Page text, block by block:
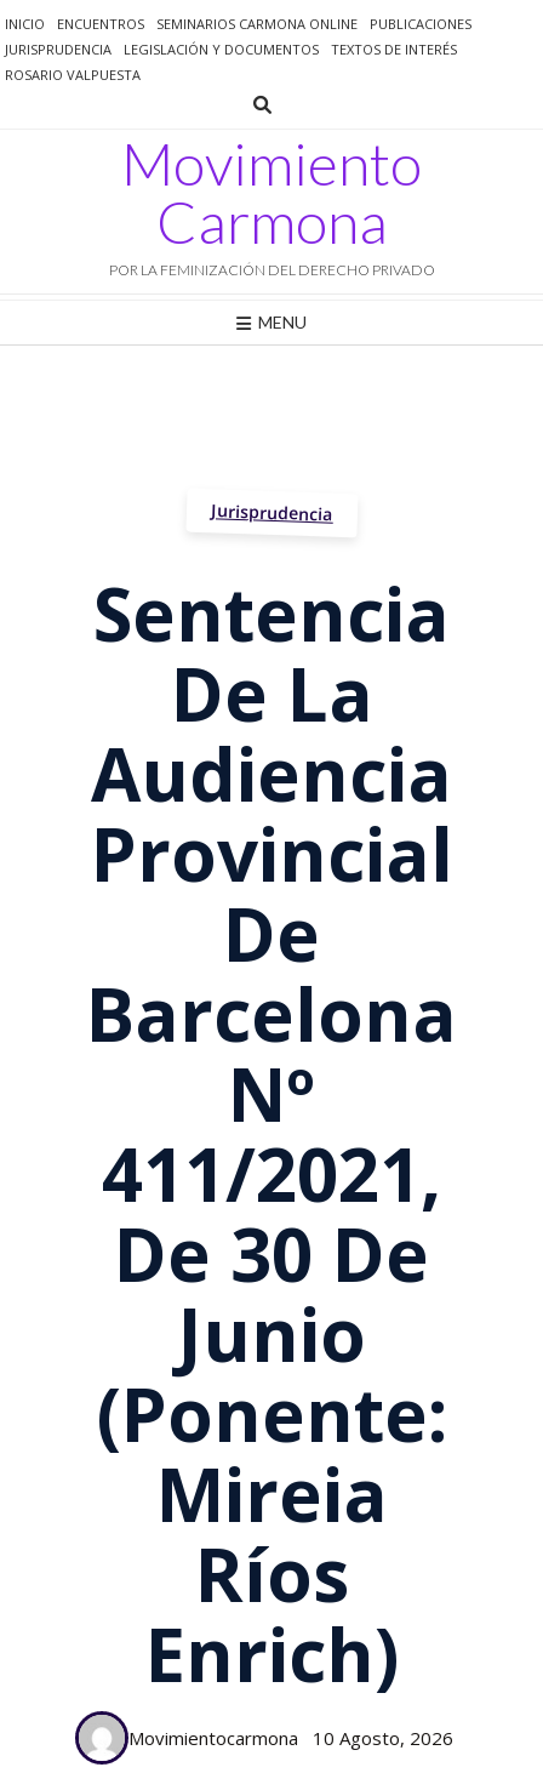
al
contenido
INICIO ENCUENTROS SEMINARIOS CARMONA ONLINE
PUBLICACIONES
JURISPRUDENCIA
LEGISLACIÓN Y DOCUMENTOS
TEXTOS DE INTERÉS
ROSARIO VALPUESTA
Movimiento
Carmona
POR LA FEMINIZACIÓN DEL DERECHO PRIVADO
MENU
Jurisprudencia
Sentencia
De La
Audiencia
Provincial
De
Barcelona
Nº
411/2021,
De 30 De
Junio
(Ponente:
Mireia
Ríos
Enrich)
Movimientocarmona 10 Agosto, 2026